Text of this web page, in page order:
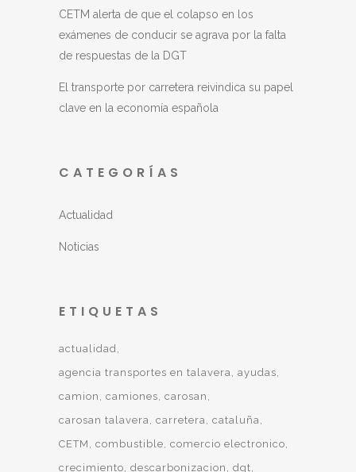
CETM alerta de que el colapso en los
exámenes de conducir se agrava por la falta
de respuestas de la DGT
El transporte por carretera reivindica su papel
clave en la economía española
CATEGORÍAS
Actualidad
Noticias
ETIQUETAS
actualidad
agencia transportes en talavera ayudas
camion
camiones carosan
carosan talavera carretera cataluña
CETM
combustible comercio electronico
crecimiento descarbonizacion
dgt